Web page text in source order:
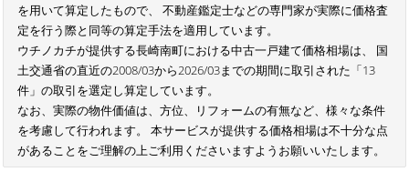
を用いて算定したもので、 不動産鑑定士などの専門家が実際に価格査
定を行う際と同等の算定手法を適用しています。
ウチノカチが提供する長崎南町における中古一戸建て価格相場は、 国
土交通省の直近の2008/03から2026/03までの期間に取引された「13
件」の取引を選定し算定しています。
なお、実際の物件価値は、方位、リフォームの有無など、様々な条件
を考慮して行われます。 本サービスが提供する価格相場は不十分な点
があることをご理解の上ご利用くださいますようお願いいたします。